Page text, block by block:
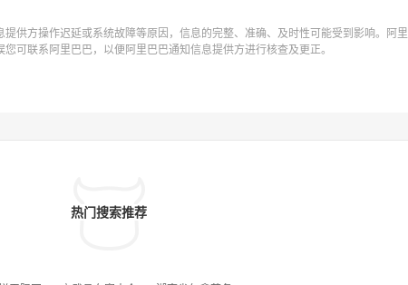
供方操作迟延或系统故障等原因，信息的完整、准确、及时性可能受到影响。阿里
可联系阿里巴巴，以便阿里巴巴通知信息提供方进行核查及更正。
热门搜索推荐